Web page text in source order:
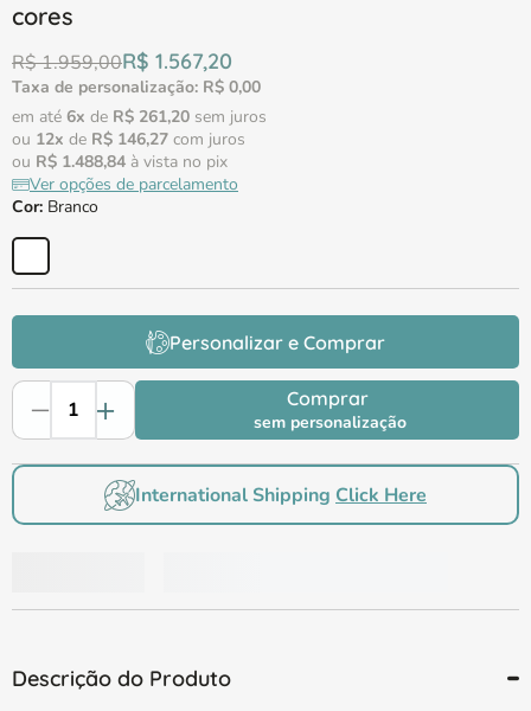
cores
R$1.959,00R$ 1.567,20
Taxa de personalização: R$ 0,00
em até 6x de R$ 261,20 sem juros
ou 12x de R$ 146,27 com juros
ou R$ 1.488,84 à vista no pix
Ver opções de parcelamento
Cor: Branco
Personalizar e Comprar
Comprar
sem personalização
International Shipping Click Here
Descrição do Produto